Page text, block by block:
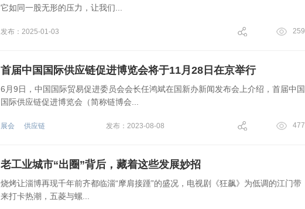
它如同一股无形的压力，让我们...
发布：2025-01-03 259
首届中国国际供应链促进博览会将于11月28日在京举行
6月9日，中国国际贸易促进委员会会长任鸿斌在国新办新闻发布会上介绍，首届中国
国际供应链促进博览会（简称链博会...
展会 供应链 发布：2023-08-08 477
老工业城市“出圈”背后，藏着这些发展妙招
烧烤让淄博再现千年前齐都临淄“摩肩接踵”的盛况，电视剧《狂飙》为低调的江门带
来打卡热潮，五菱与螺...